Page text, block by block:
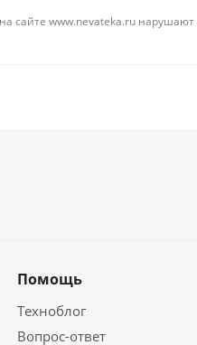
сайте www.nevateka.ru
Помощь
Техноблог
Вопрос-ответ